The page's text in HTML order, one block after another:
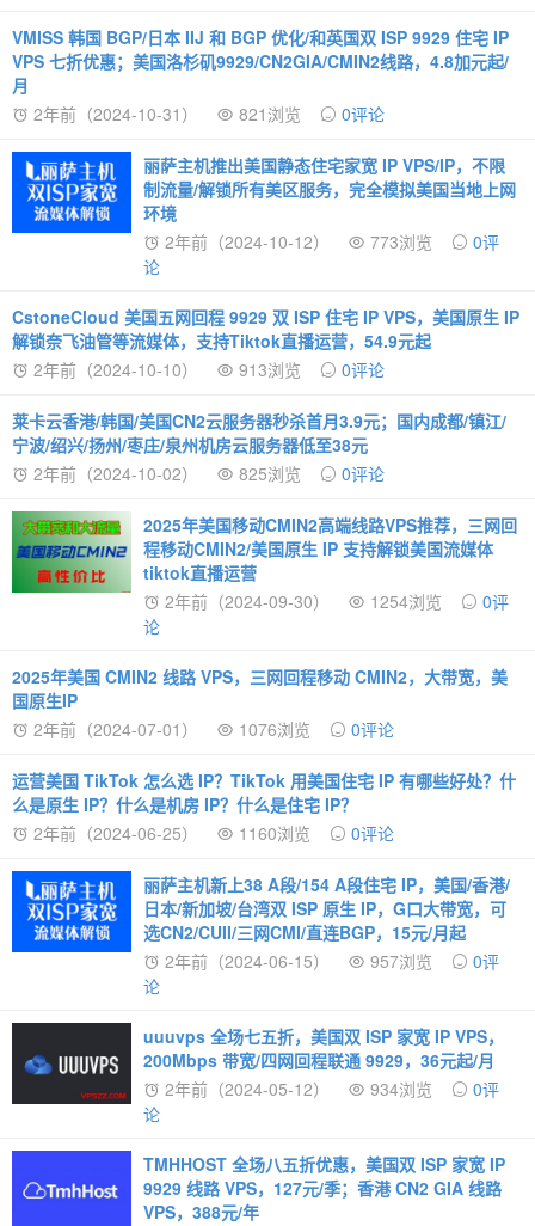
VMISS 韩国 BGP/日本 IIJ 和 BGP 优化/和英国双 ISP 9929 住宅 IP
VPS 七折优惠；美国洛杉矶9929/CN2GIA/CMIN2线路，4.8加元起/
月
2年前（2024-10-31）
821浏览 0评论
丽萨主机推出美国静态住宅家宽 IP VPS/IP，不限
制流量/解锁所有美区服务，完全模拟美国当地上网
环境
2年前（2024-10-12）
773浏览
0评
论
CstoneCloud 美国五网回程 9929 双 ISP 住宅 IP VPS，美国原生 IP
解锁奈飞油管等流媒体，支持Tiktok直播运营，54.9元起
2年前（2024-10-10）
913浏览 0评论
莱卡云香港/韩国/美国CN2云服务器秒杀首月3.9元；国内成都/镇江/
宁波/绍兴/扬州/枣庄/泉州机房云服务器低至38元
2年前（2024-10-02）
825浏览 0评论
2025年美国移动CMIN2高端线路VPS推荐，三网回
程移动CMIN2/美国原生 IP 支持解锁美国流媒体
tiktok直播运营
2年前（2024-09-30）
1254浏览
0评
论
2025年美国 CMIN2 线路 VPS，三网回程移动 CMIN2，大带宽，美
国原生IP
2年前（2024-07-01）
1076浏览 0评论
运营美国 TikTok 怎么选 IP？TikTok 用美国住宅 IP 有哪些好处？什
么是原生 IP？什么是机房 IP？什么是住宅 IP？
2年前（2024-06-25）
1160浏览 0评论
丽萨主机新上38 A段/154 A段住宅 IP，美国/香港/
日本/新加坡/台湾双 ISP 原生 IP，G口大带宽，可
选CN2/CUII/三网CMI/直连BGP，15元/月起
2年前（2024-06-15）
957浏览
0评
论
uuuvps 全场七五折，美国双 ISP 家宽 IP VPS，
200Mbps 带宽/四网回程联通 9929，36元起/月
2年前（2024-05-12）
934浏览
0评
论
TMHHOST 全场八五折优惠，美国双 ISP 家宽 IP
9929 线路 VPS，127元/季；香港 CN2 GIA 线路
VPS，388元/年